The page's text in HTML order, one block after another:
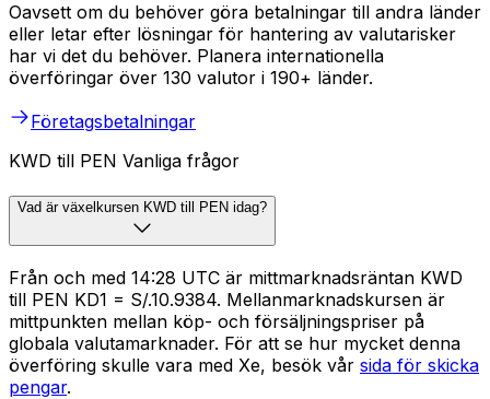
Oavsett om du behöver göra betalningar till andra länder
eller letar efter lösningar för hantering av valutarisker
har vi det du behöver. Planera internationella
överföringar över 130 valutor i 190+ länder.
Företagsbetalningar
KWD till PEN Vanliga frågor
Vad är växelkursen KWD till PEN idag?
Från och med 14:28 UTC är mittmarknadsräntan KWD
till PEN KD1 = S/.10.9384. Mellanmarknadskursen är
mittpunkten mellan köp- och försäljningspriser på
globala valutamarknader. För att se hur mycket denna
överföring skulle vara med Xe, besök vår sida för skicka
pengar.